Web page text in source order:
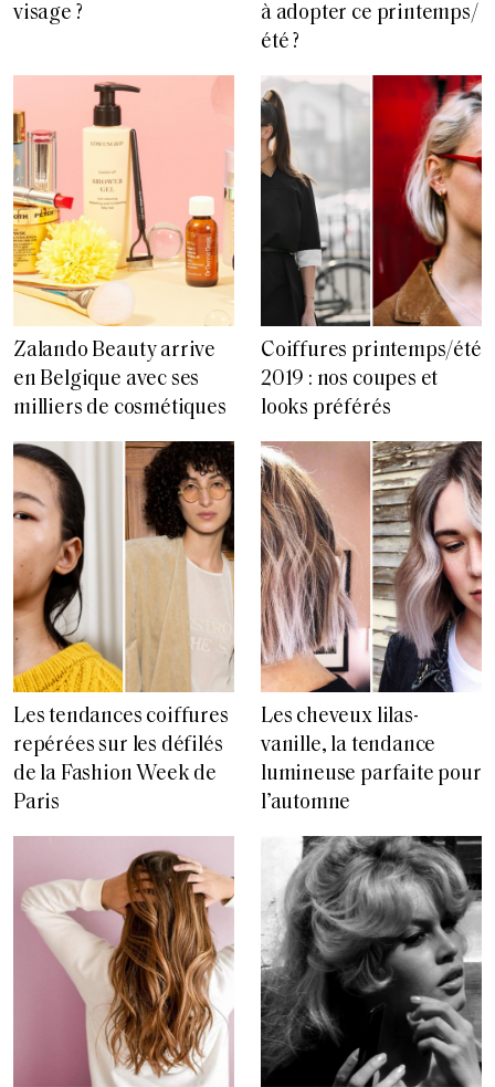
visage ?
à adopter ce printemps/
été ?
Zalando Beauty arrive
en Belgique avec ses
milliers de cosmétiques
Coiffures printemps/été
2019 : nos coupes et
looks préférés
Les tendances coiffures
repérées sur les défilés
de la Fashion Week de
Paris
Les cheveux lilas-
vanille, la tendance
lumineuse parfaite pour
l’automne